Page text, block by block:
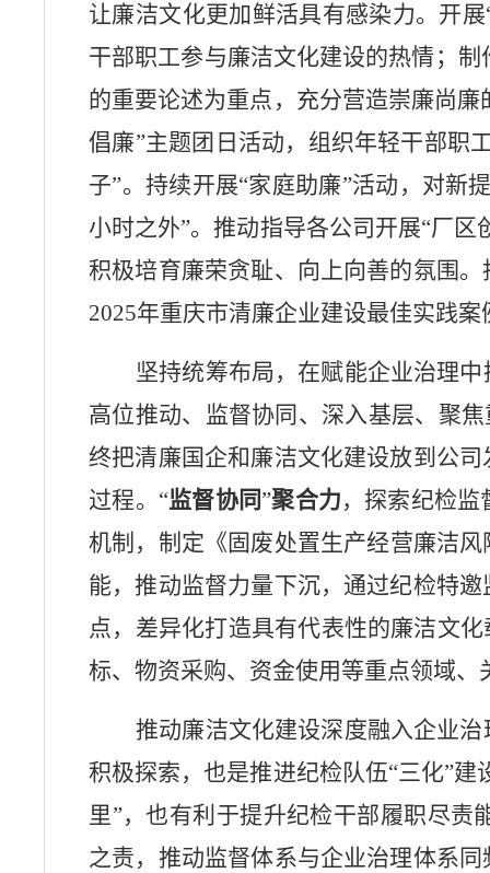
让廉洁文化更加鲜活具有感染力。开展
干部职工参与廉洁文化建设的热情；制
的重要论述为重点， 充分营造崇廉尚廉
倡廉”主题团日活动，组织年轻干部职
子”。持续开展“家庭助廉”活动，对新
小时之外”。推动指导各公司开展“厂
积极培育廉荣贪耻、向上向善的氛围。
2025年重庆市清廉企业建设最佳实践案
坚持统筹布局，在赋能企业治理
高位推动、监督协同、深入基层、聚
终把清廉国企和廉洁文化建设放到公
过程。 “监督协同”聚合力，探索纪检
机制，制定《固废处置生产经营廉洁
能，推动监督力量下沉，通过纪检特
点，差异化打造具有代表性的廉洁文
标、物资采购、资金使用等重点领域
推动廉洁文化建设深度融入企业
积极探索，也是推进纪检队伍“三化”
里”，也有利于提升纪检干部履职尽
之责，推动监督体系与企业治理体系